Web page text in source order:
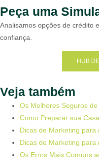
Peça uma
Analisamos opções de crédito
confiança.
HUB
Veja também
Os Melhores Seguros
Como Preparar sua
Dicas de Marketing
Dicas de Marketing
Os Erros Mais Comuns